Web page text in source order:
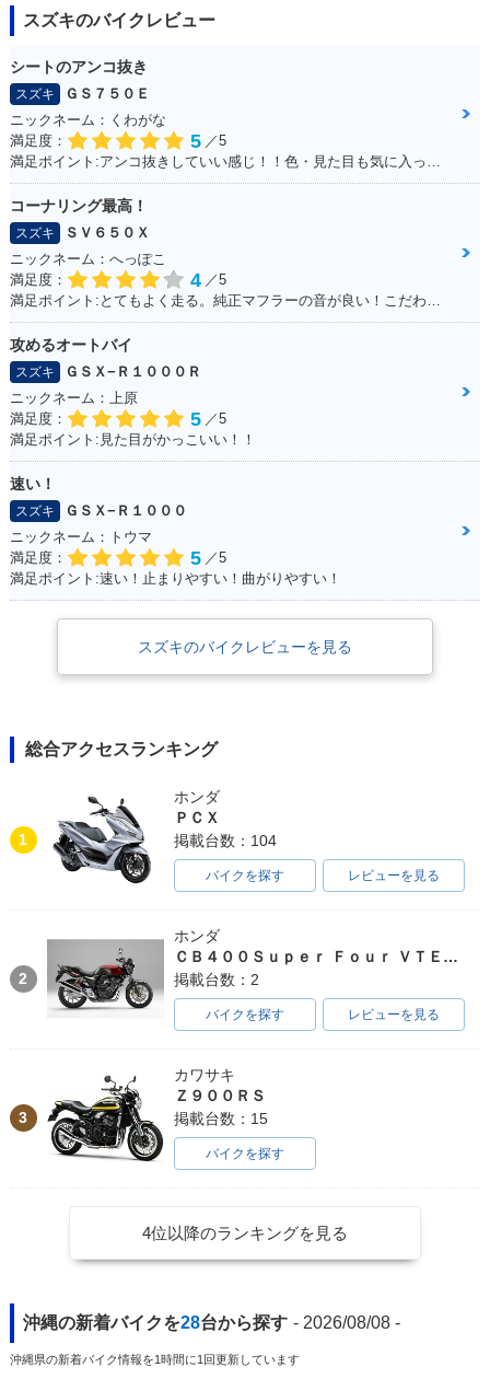
スズキのバイクレビュー
シートのアンコ抜き
スズキ
ＧＳ７５０Ｅ
ニックネーム：くわがな
満足度：
5 ／5
コーナリング最高！
スズキ
ＳＶ６５０Ｘ
ニックネーム：へっぽこ
満足度：
4 ／5
攻めるオートバイ
スズキ
ＧＳＸ−Ｒ１０００Ｒ
ニックネーム：上原
満足度：
5 ／5
満足ポイント:見た目がかっこいい！！
速い！
スズキ
ＧＳＸ−Ｒ１０００
ニックネーム：トウマ
満足度：
5 ／5
満足ポイント:速い！止まりやすい！曲がりやすい！
スズキのバイクレビューを見る
総合アクセスランキング
1
ホンダ
ＰＣＸ
掲載台数：104
バイクを探す レビューを見る
2
ホンダ
ＣＢ４００Ｓｕｐｅｒ Ｆｏｕｒ ＶＴＥＣ ＳＰＥＣ３
掲載台数：2
バイクを探す レビューを見る
3
カワサキ
Ｚ９００ＲＳ
掲載台数：15
バイクを探す
4位以降のランキングを見る
沖縄の新着バイクを28台から探す - 2026/08/08 -
沖縄県の新着バイク情報を1時間に1回更新しています